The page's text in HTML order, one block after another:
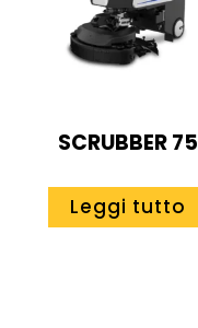
SCRUBBER 75
Leggi tutto